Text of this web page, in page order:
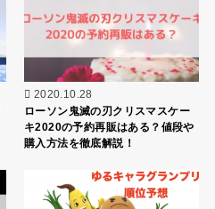
2020.10.28
ローソン鬼滅の刃クリスマスケー
キ2020の予約再販はある？値段や
購入方法を徹底解説！